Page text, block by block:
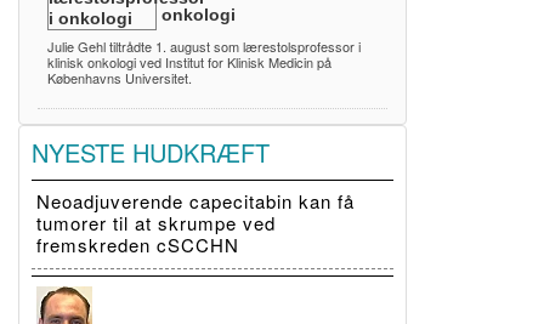
onkologi
Julie Gehl tiltrådte 1. august som lærestolsprofessor i
klinisk onkologi ved Institut for Klinisk Medicin på
Københavns Universitet.
NYESTE HUDKRÆFT
Neoadjuverende capecitabin kan få
tumorer til at skrumpe ved
fremskreden cSCCHN